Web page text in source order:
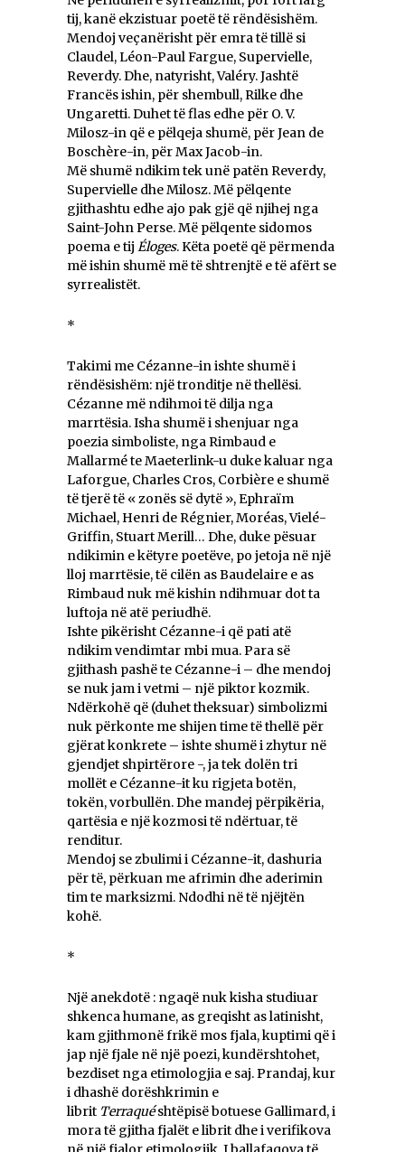
tij, kanë ekzistuar poetë të rëndësishëm.
Mendoj veçanërisht për emra të tillë si
Claudel, Léon-Paul Fargue, Supervielle,
Reverdy. Dhe, natyrisht, Valéry. Jashtë
Francës ishin, për shembull, Rilke dhe
Ungaretti. Duhet të flas edhe për O. V.
Milosz-in që e pëlqeja shumë, për Jean de
Boschère-in, për Max Jacob-in.
Më shumë ndikim tek unë patën Reverdy,
Supervielle dhe Milosz. Më pëlqente
gjithashtu edhe ajo pak gjë që njihej nga
Saint-John Perse. Më pëlqente sidomos
poema e tij Éloges. Këta poetë që përmenda
më ishin shumë më të shtrenjtë e të afërt se
syrrealistët.
*
Takimi me Cézanne-in ishte shumë i
rëndësishëm: një tronditje në thellësi.
Cézanne më ndihmoi të dilja nga
marrtësia. Isha shumë i shenjuar nga
poezia simboliste, nga Rimbaud e
Mallarmé te Maeterlink-u duke kaluar nga
Laforgue, Charles Cros, Corbière e shumë
të tjerë të « zonës së dytë », Ephraïm
Michael, Henri de Régnier, Moréas, Vielé-
Griffin, Stuart Merill… Dhe, duke pësuar
ndikimin e këtyre poetëve, po jetoja në një
lloj marrtësie, të cilën as Baudelaire e as
Rimbaud nuk më kishin ndihmuar dot ta
luftoja në atë periudhë.
Ishte pikërisht Cézanne-i që pati atë
ndikim vendimtar mbi mua. Para së
gjithash pashë te Cézanne-i – dhe mendoj
se nuk jam i vetmi – një piktor kozmik.
Ndërkohë që (duhet theksuar) simbolizmi
nuk përkonte me shijen time të thellë për
gjërat konkrete – ishte shumë i zhytur në
gjendjet shpirtërore -, ja tek dolën tri
mollët e Cézanne-it ku rigjeta botën,
tokën, vorbullën. Dhe mandej përpikëria,
qartësia e një kozmosi të ndërtuar, të
renditur.
Mendoj se zbulimi i Cézanne-it, dashuria
për të, përkuan me afrimin dhe aderimin
tim te marksizmi. Ndodhi në të njëjtën
kohë.
*
Një anekdotë : ngaqë nuk kisha studiuar
shkenca humane, as greqisht as latinisht,
kam gjithmonë frikë mos fjala, kuptimi që i
jap një fjale në një poezi, kundërshtohet,
bezdiset nga etimologjia e saj. Prandaj, kur
i dhashë dorëshkrimin e
librit Terraquéshtëpisë botuese Gallimard, i
mora të gjitha fjalët e librit dhe i verifikova